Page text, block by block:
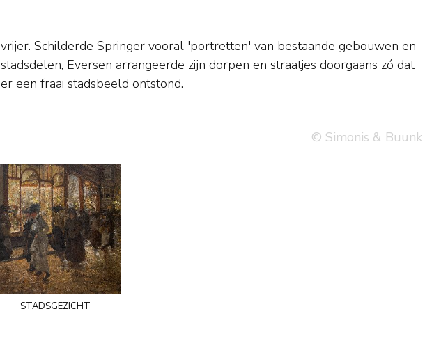
er een fraai stadsbeeld ontstond.
© Simonis & Buunk
stadsgezicht